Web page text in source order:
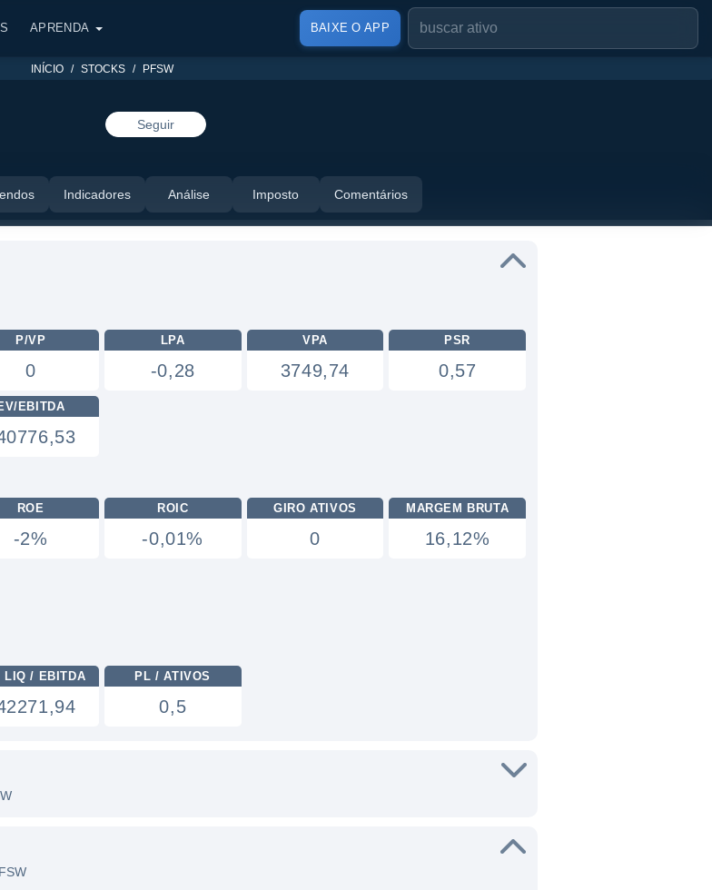
APRENDA BAIXE O APP
INÍCIO STOCKS PFSW
Seguir
Indicadores Análise Imposto Comentários
P/VP
0
LPA
-0,28
VPA
3749,74
PSR
0,57
EBITDA
ROE
-2%
ROIC
-0,01%
GIRO ATIVOS
0
MARGEM BRUTA
16,12%
LIQ / EBITDA PL / ATIVOS
0,5